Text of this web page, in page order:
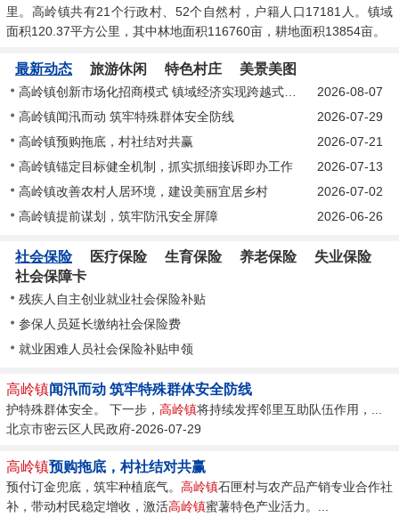
里。高岭镇共有21个行政村、52个自然村，户籍人口17181人。镇域
面积120.37平方公里，其中林地面积116760亩，耕地面积13854亩。
最新动态 旅游休闲 特色村庄 美景美图
2026-08-07
高岭镇创新市场化招商模式 镇域经济实现跨越式增长
2026-07-29
高岭镇闻汛而动 筑牢特殊群体安全防线
2026-07-21
高岭镇预购拖底，村社结对共赢
2026-07-13
高岭镇锚定目标健全机制，抓实抓细接诉即办工作
2026-07-02
高岭镇改善农村人居环境，建设美丽宜居乡村
2026-06-26
高岭镇提前谋划，筑牢防汛安全屏障
社会保险 医疗保险 生育保险 养老保险
失业保险
社会保障卡
残疾人自主创业就业社会保险补贴
参保人员延长缴纳社会保险费
就业困难人员社会保险补贴申领
高岭镇闻汛而动 筑牢特殊群体安全防线
护特殊群体安全。 下一步， 高岭镇将持续发挥邻里互助队伍作用，...
北京市密云区人民政府-2026-07-29
高岭镇预购拖底，村社结对共赢
预付订金兜底，筑牢种植底气。 高岭镇石匣村与农产品产销专业合作社
补，带动村民稳定增收，激活高岭镇蜜薯特色产业活力。...